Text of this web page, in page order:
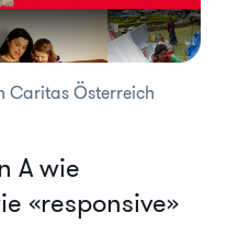
Caritas Österreich
A wie
«responsive»